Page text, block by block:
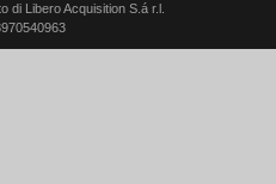
di Libero Acquisition S.á r.l.